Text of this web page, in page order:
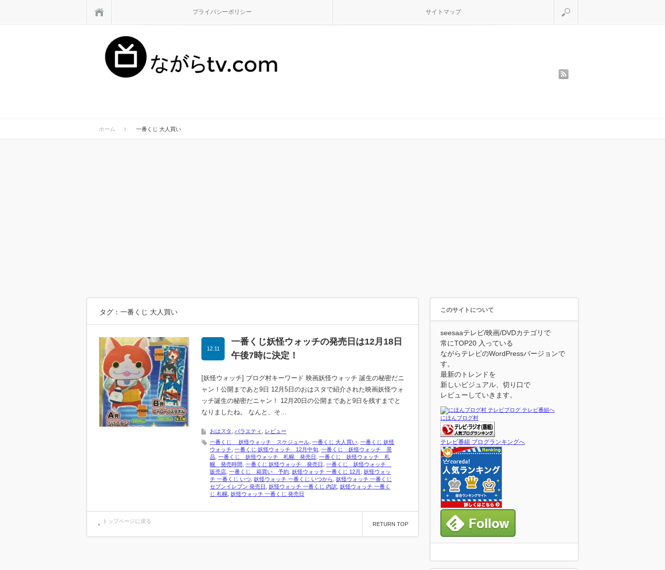
プライバシーポリシー サイトマップ
ホーム 一番くじ 大人買い
タグ：一番くじ 大人買い
一番くじ妖怪ウォッチの発売日は12月18日
午後7時に決定！
12.11
[妖怪ウォッチ] ブログ村キーワード 映画妖怪ウォッチ 誕生の秘密だニ
ャン！公開まであと9日 12月5日のおはスタで紹介された映画妖怪ウォ
ッチ誕生の秘密だニャン！ 12月20日の公開まであと9日を残すまでと
なりましたね。 なんと、そ…
おはスタ バラエティ
レビュー
一番くじ 妖怪ウォッチ スケジュール 一番くじ 大人買い 一番くじ 妖怪
ウォッチ 一番くじ 妖怪ウォッチ 12月中旬 一番くじ 妖怪ウォッチ 景
品 一番くじ 妖怪ウォッチ 札幌 発売日
一番くじ 妖怪ウォッチ 札
幌 発売時間 一番くじ 妖怪ウォッチ 発売日
一番くじ 妖怪ウォッチ
販売店 一番くじ 箱買い 予約 妖怪ウォッチ 一番くじ 12月
妖怪ウォッ
チ 一番くじ いつ 妖怪ウォッチ 一番くじ いつから 妖怪ウォッチ 一番くじ
セブンイレブン 発売日
妖怪ウォッチ 一番くじ 内訳 妖怪ウォッチ 一番く
じ 札幌 妖怪ウォッチ 一番くじ 発売日
トップページに戻る RETURN TOP
このサイトについて
seesaaテレビ/映画/DVDカテゴリで
常にTOP20 入っている
ながらテレビのWordPressバージョンで
す。
最新のトレンドを
新しいビジュアル、切り口で
レビューしていきます。
にほんブログ村
テレビ番組 ブログランキングへ